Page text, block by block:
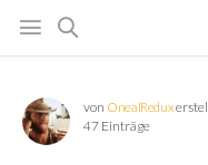
von OnealRedux
47 Einträge